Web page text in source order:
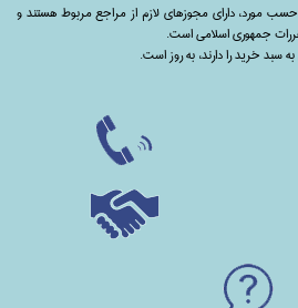
مورد،‌ دارای مجوزهای لازم از مراجع مربوط هستند ‌و‌‌
جمهوری اسلامی است.
سبد خرید را دارند،‌ به روز است.